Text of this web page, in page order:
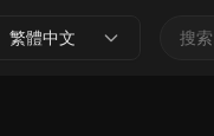
繁體中文